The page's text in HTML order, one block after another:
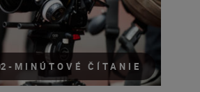
2-MINÚTOVÉ ČÍTANIE